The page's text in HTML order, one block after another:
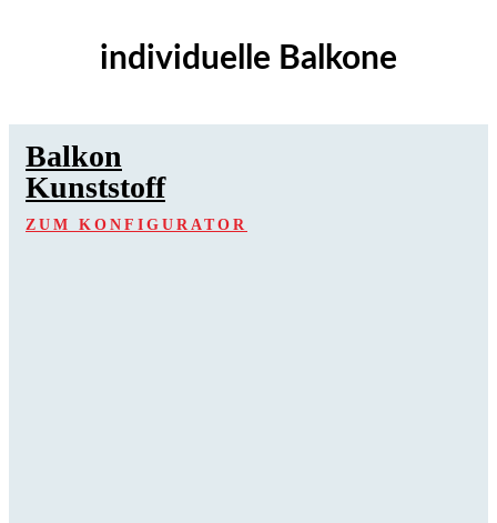
individuelle Balkone
Balkon
Kunststoff
ZUM KONFIGURATOR